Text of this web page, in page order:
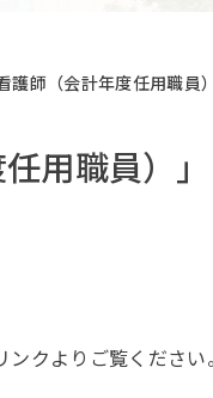
看護師（会計年度任用職
任用職員）
クよりご覧ください。